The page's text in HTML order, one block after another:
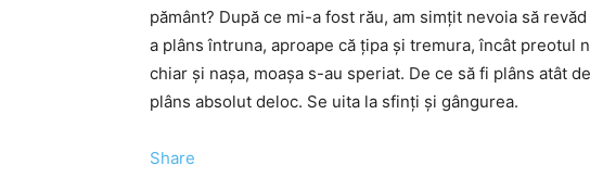
pământ? După ce mi-a fost rău, am simțit nevoia să
a plâns întruna, aproape că țipa și tremura, încât preotul
chiar și nașa, moașa s-au speriat. De ce să fi plâns atât
plâns absolut deloc. Se uita la sfinți și gângurea.
Share